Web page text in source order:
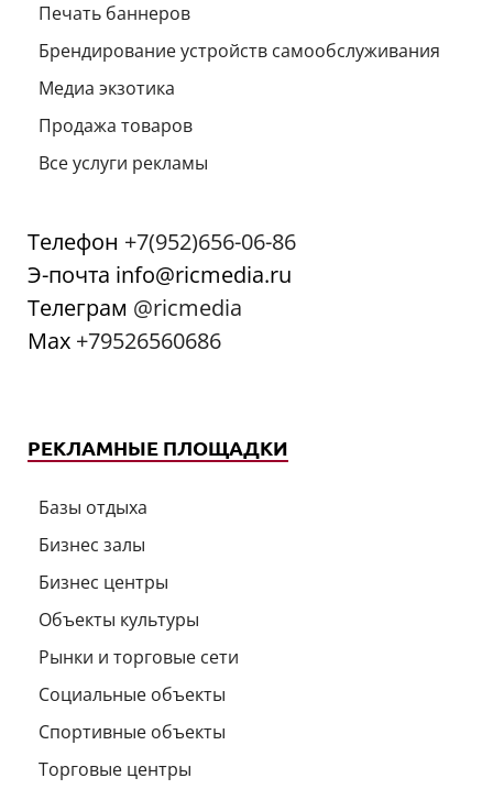
Печать баннеров
Брендирование устройств самообслуживания
Медиа экзотика
Продажа товаров
Все услуги рекламы
Телефон +7(952)656-06-86
Э-почта info@ricmedia.ru
Телеграм @ricmedia
Мах +79526560686
РЕКЛАМНЫЕ ПЛОЩАДКИ
Базы отдыха
Бизнес залы
Бизнес центры
Объекты культуры
Рынки и торговые сети
Социальные объекты
Спортивные объекты
Торговые центры